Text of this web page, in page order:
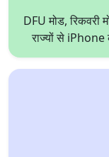
DFU मोड, रिकवरी
राज्यों से iPhone